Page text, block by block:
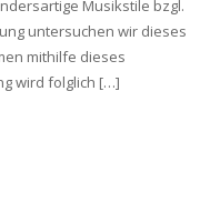
Musikstile bzgl.
untersuchen wir dieses
mithilfe dieses
wird folglich […]